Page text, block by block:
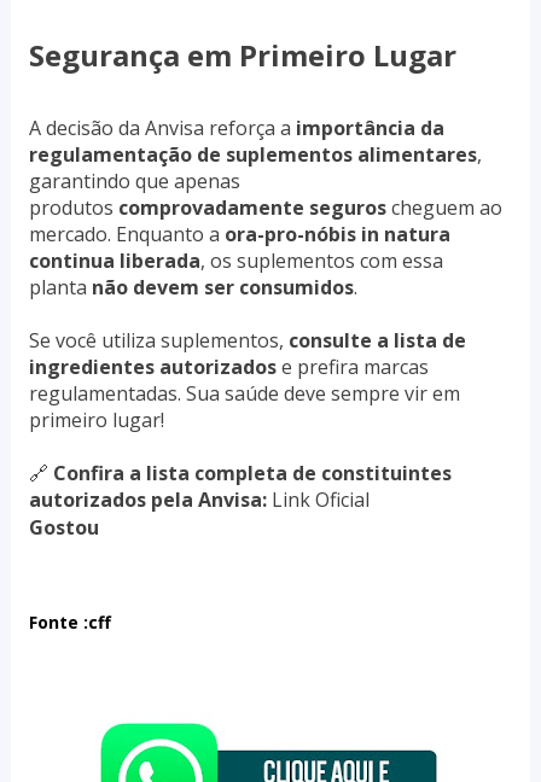
Segurança em Primeiro Lugar
A decisão da Anvisa reforça a importância da
regulamentação de suplementos alimentares,
garantindo que apenas
produtos comprovadamente seguroscheguem ao
mercado. Enquanto a ora-pro-nóbis in natura
continua liberada, os suplementos com essa
planta não devem ser consumidos.
Se você utiliza suplementos, consulte a lista de
ingredientes autorizadose prefira marcas
regulamentadas. Sua saúde deve sempre vir em
primeiro lugar!
🔗 Confira a lista completa de constituintes
autorizados pela Anvisa:Link Oficial
Gostou
Fonte :cff